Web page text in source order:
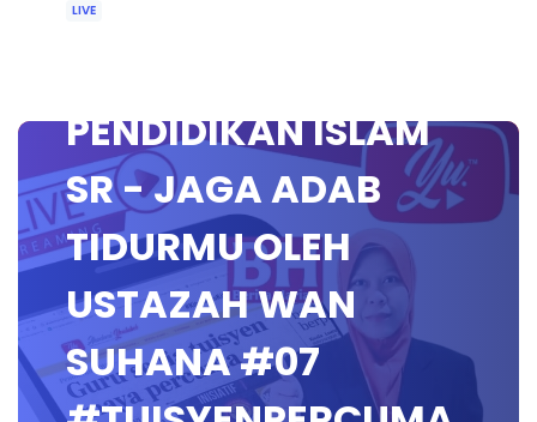
LIVE
PENDIDIKAN ISLAM
SR - JAGA ADAB
TIDURMU OLEH
USTAZAH WAN
SUHANA #07